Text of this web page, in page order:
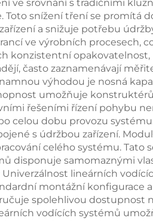
ve srovnání s tradičními
snížení tření se promítá
a snižuje potřebu
ve výrobních procesech,
konzistentní
často zaznamenávají
výhodou je nosná
umožňuje
řešeními řízení pohybu
celou dobu provozu
s údržbou zařízení.
celého systému. Tato
disponuje samomaznými
lineárních
montážní konfigurace
spolehlivou
vodících systémů